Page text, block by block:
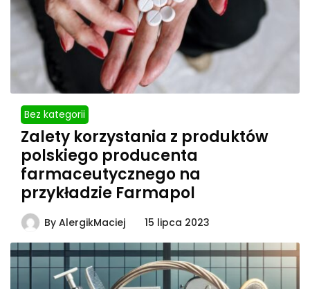
Bez kategorii
Zalety korzystania z produktów
polskiego producenta
farmaceutycznego na
przykładzie Farmapol
By AlergikMaciej 15 lipca 2023